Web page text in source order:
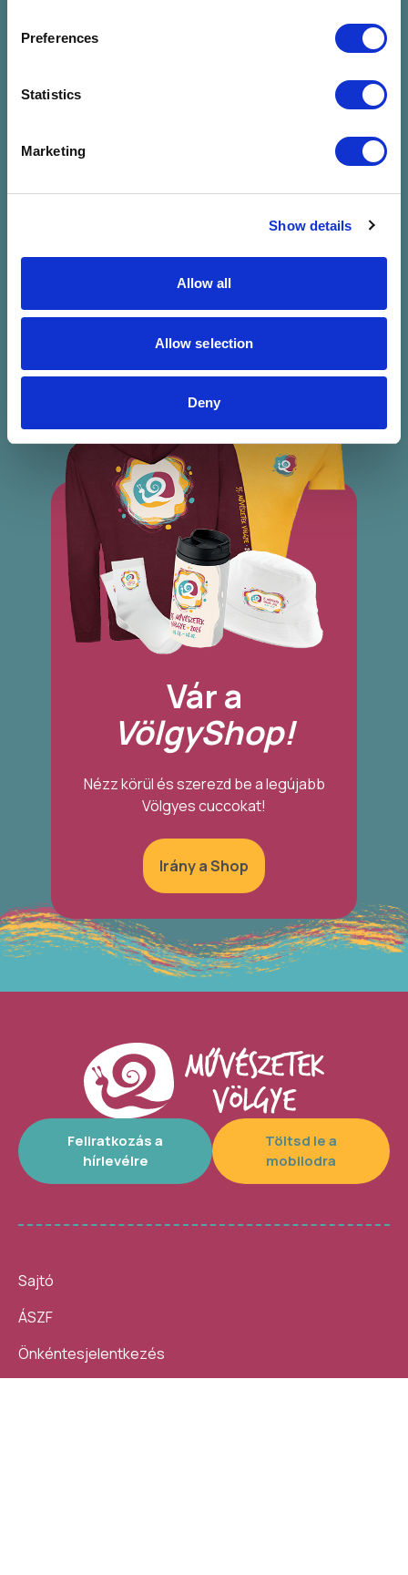
Preferences
Statistics
Marketing
Show details
Allow all
Allow selection
Deny
Nincs találat a
megadott
szűrésre
Vár a
VölgyShop!
Nézz körül és szerezd be a legújabb
Völgyes cuccokat!
Irány a Shop
Feliratkozás a
hírlevélre
Töltsd le a
mobilodra
Sajtó
ÁSZF
Önkéntesjelentkezés